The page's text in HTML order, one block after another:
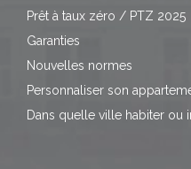
Prêt à taux zéro / PTZ 2025
Garanties
Nouvelles normes
Personnaliser son
Dans quelle ville habiter ou